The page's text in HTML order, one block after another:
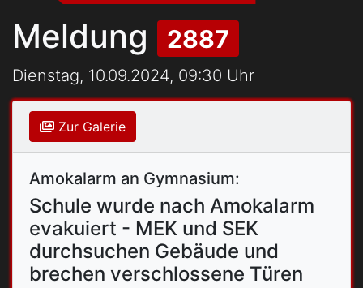
Meldung 2887
Dienstag, 10.09.2024, 09:30 Uhr
Zur Galerie
Amokalarm an Gymnasium:
Schule wurde nach Amokalarm
evakuiert - MEK und SEK
durchsuchen Gebäude und
brechen verschlossene Türen